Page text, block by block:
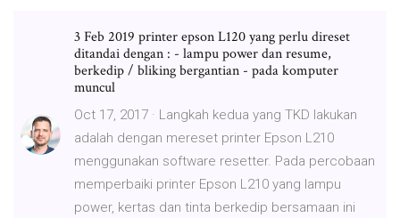
3 Feb 2019 printer epson L120 yang perlu direset
ditandai dengan : - lampu power dan resume,
berkedip / bliking bergantian - pada komputer
muncul
Oct 17, 2017 · Langkah kedua yang TKD lakukan
adalah dengan mereset printer Epson L210
menggunakan software resetter. Pada percobaan
memperbaiki printer Epson L210 yang lampu
power, kertas dan tinta berkedip bersamaan ini